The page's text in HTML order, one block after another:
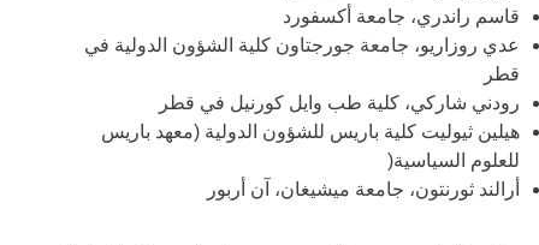
قاسم راندري، جامعة أكسفورد
عدي روزاريو، جامعة جورجتاون كلية الشؤون الدولية في
قطر
رودني شاركي، كلية طب وايل كورنيل في قطر
هيلين ثيوليت كلية باريس للشؤون الدولية (معهد باريس
للعلوم السياسية(
أرالند ثورنتون، جامعة ميشيغان، آن أربور